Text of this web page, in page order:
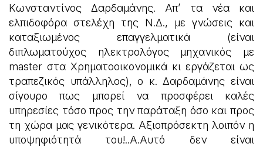
Κωνσταντίνος Δαρδαμάνης. Απ’ τα νέα και
ελπιδοφόρα στελέχη της Ν.Δ., με γνώσεις και
καταξιωμένος επαγγελματικά (είναι
διπλωματούχος ηλεκτρολόγος μηχανικός με
master στα Χρηματοοικονομικά κι εργάζεται ως
τραπεζικός υπάλληλος), ο κ. Δαρδαμάνης είναι
σίγουρο πως μπορεί να προσφέρει καλές
υπηρεσίες τόσο προς την παράταξη όσο και προς
τη χώρα μας γενικότερα. Αξιοπρόσεκτη λοιπόν η
υποψηφιότητά του!..Α.Αυτό δεν είναι